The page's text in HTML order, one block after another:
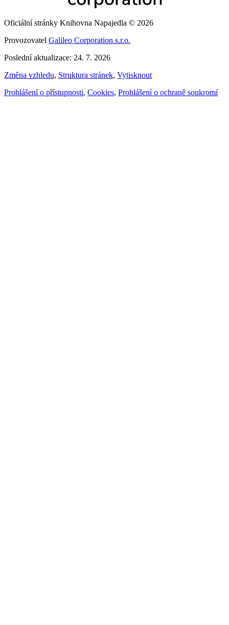
Oficiální stránky Knihovna Napajedla © 2026
Provozovatel Galileo Corporation s.r.o.
Poslední aktualizace: 24. 7. 2026
Změna vzhledu, Struktura stránek, Vytisknout
Prohlášení o přístupnosti, Cookies, Prohlášení o ochraně soukromí